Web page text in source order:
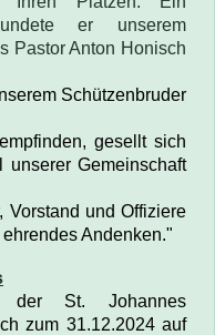
er unserem
Pastor Anton Honisch
Schützenbruder
gesellt sich
Gemeinschaft
Vorstand und Offiziere
Andenken."
der St. Johannes
zum 31.12.2024 auf